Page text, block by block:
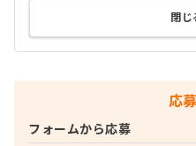
閉じ
応
フォームから応募